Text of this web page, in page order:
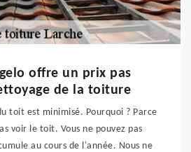
offre un prix pas
de la toiture
toit est minimisé. Pourquoi ? Parce
voir le toit. Vous ne pouvez pas
au cours de l'année. Nous ne